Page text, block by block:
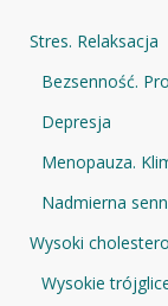
Stres. Relaksacja
Bezsenność.
Depresja
Menopauza.
Nadmierna
Wysoki
Wysokie